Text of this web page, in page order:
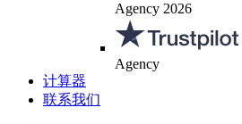
Agency 2026
Agency
计算器
联系我们